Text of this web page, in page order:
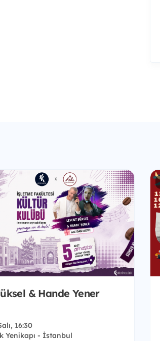
& Hande Yener
16:30
Yenikapı - İstanbul